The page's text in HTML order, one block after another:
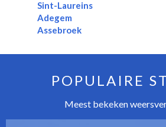
Sint-Laureins
Adegem
Assebroek
POPULAIRE
Meest bekeken